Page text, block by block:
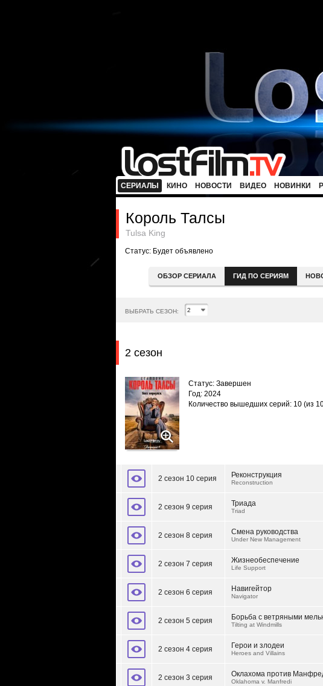
СЕРИАЛЫ КИНО НОВОСТИ ВИДЕО НОВИНКИ
Король Талсы
Tulsa King
Статус: Будет объявлено
ОБЗОР СЕРИАЛА ГИД ПО СЕРИЯМ
ВЫБРАТЬ СЕЗОН:
2 сезон
Статус: Завершен
Год: 2024
Количество вышедших серий: 10 (из
2 сезон 10 серия Реконструкция
Reconstruction
2 сезон 9 серия Триада
Triad
2 сезон 8 серия Смена руководства
Under New Management
2 сезон 7 серия Жизнеобеспечение
Life Support
2 сезон 6 серия Навигейтор
Navigator
2 сезон 5 серия Борьба с ветряными
Tilting at Windmills
2 сезон 4 серия Герои и злодеи
Heroes and Villains
2 сезон 3 серия Оклахома против
Oklahoma v. Manfredi